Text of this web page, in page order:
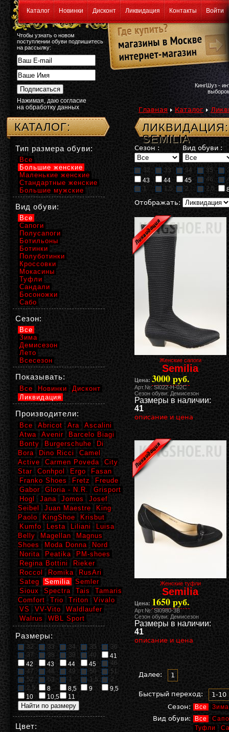
Каталог Новинки Дисконт Ликвидация Контакты Войти
Чтобы узнать о новом
поступлении обуви подпишитесь
на рассылку:
Нажимая, даю согласие
на обработку данных
КингШуз -
Главная Каталог
SEMILIA
Сезон : Вид обуви :
32 33 34 35
43
44 45 46
1
1,5 2 2,5
Отображать:
Женские сапоги
Semilia
Цена: 3000 руб.
Арт.№: SI022-H-02C
Сезон обуви: Демисезон
Размеры в наличии:
41
описание и цена
Женские туфли
Semilia
Цена: 1650 руб.
Арт.№: SI0980-3B
Сезон обуви: Демисезон
Размеры в наличии:
41
описание и цена
Далее: 1
Быстрый переход:
1-10
Сезон:
Все Зима
Вид обуви: Все
Туфли
КАТАЛОГ:
Тип размера обуви:
Все
Большие женские
Маленькие женские
Стандартные женские
Большие мужские
Вид обуви:
Все
Сапоги
Полусапоги
Ботильоны
Ботинки
Полуботинки
Кроссовки
Мокасины
Туфли
Сандали
Босоножки
Сабо
Сезон:
Все
Зима
Демисезон
Лето
Всесезон
Показывать:
Все Новинки
Дисконт
Ликвидация
Производители:
Все Abricot Ara
Ascalini
Atwa
Avenir
Barcelo Biagi
Bonty
Burgerschuhe
Di
Bora
Dino Ricci
Camel
Active
Carmen Poveda
City
Star
Conhpol Ergo
Fasan
Franko Shoes
Fretz
Freude
Gabor
Gloria - N.R.
Grisport
Hogl
Jana Jomos
Josef
Seibel
Juan Maestre
King
Paolo
KingShoe
Krisbut
Kumfo
Lesta Liliani
Luisa
Belly
Magellan
Magnus
Shoes
Moda Donna
Nord
Norita
Peatika
PM-shoes
Regina Bottini
Rieker
Roccol
Romika
RusAri
Sateg
Semilia
Semler
Sioux
Spectra Tais
Tamaris
Comfort
Trio Triton
Vivalo
VS
VV-Vito
Waldlaufer
Walrus
WBL Sport
Размеры:
32 33 34 35
36
37
38 39 40
41
42
43 44 45
46
47
48 49 50
51
52
53 1 1,5
2
2,5
8 8,5 9
9,5
10
10,5 11
Цвет: